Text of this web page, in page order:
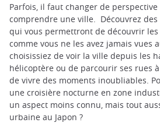
Parfois, il faut changer de
comprendre une ville. Découvrez
qui vous permettront de découvrir les
comme vous ne les avez jamais vues
choisissiez de voir la ville depuis les
hélicoptère ou de parcourir ses rues
de vivre des moments inoubliables.
une croisière nocturne en zone
un aspect moins connu, mais tout
urbaine au Japon ?